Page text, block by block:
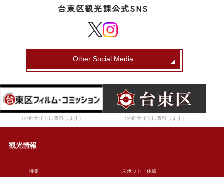
台東区観光課公式SNS
Other Social Media
（外部サイトに遷移します） （外部サイトに遷移します）
観光情報
特集 スポット・体験